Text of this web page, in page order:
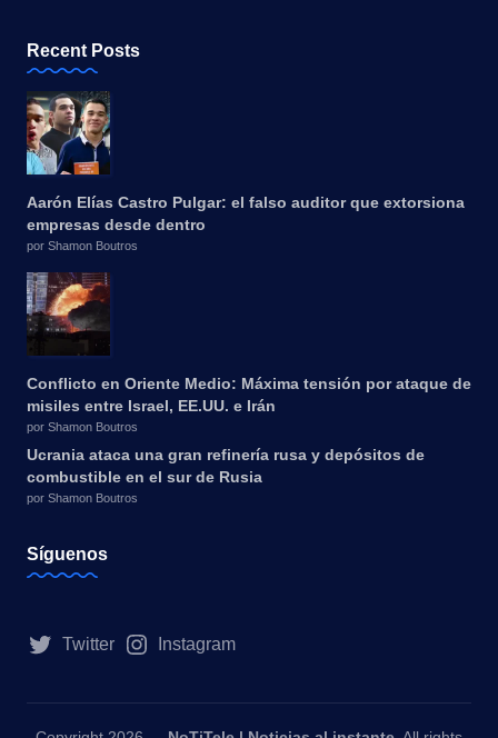
Recent Posts
Aarón Elías Castro Pulgar: el falso auditor que extorsiona
empresas desde dentro
por Shamon Boutros
Conflicto en Oriente Medio: Máxima tensión por ataque de
misiles entre Israel, EE.UU. e Irán
por Shamon Boutros
Ucrania ataca una gran refinería rusa y depósitos de
combustible en el sur de Rusia
por Shamon Boutros
Síguenos
Twitter Instagram